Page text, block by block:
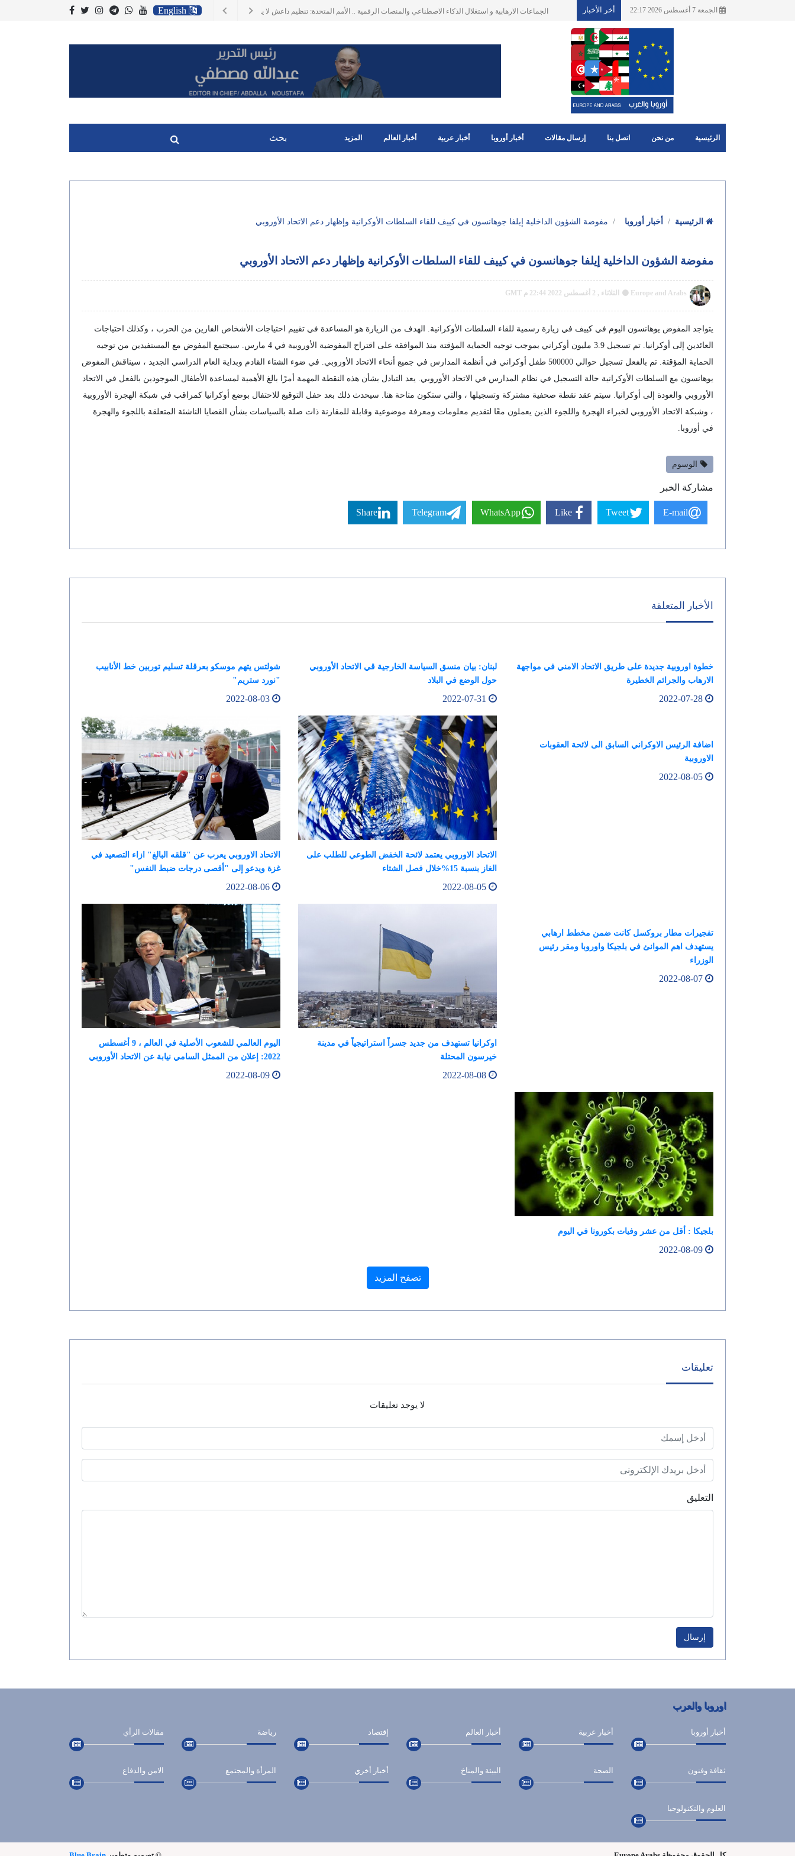
الجمعة 7 أغسطس 2026 22:17 أخر الأخبار الجماعات الارهابية و استغلال الذكاء الاصطناعي والمنصات الرقمية .. الأمم المتحدة: تنظيم داعش لا يزال يشكل تهديدا
الرئيسية من نحن اتصل بنا إرسال مقالات أخبار أوروبا أخبار عربية أخبار العالم المزيد
أخبار أوروبا مفوضة الشؤون الداخلية إيلفا جوهانسون في كييف للقاء السلطات الأوكرانية وإظهار دعم الاتحاد الأوروبي
مفوضة الشؤون الداخلية إيلفا جوهانسون في كييف للقاء السلطات الأوكرانية وإظهار دعم الاتحاد الأوروبي
Europe and Arabs الثلاثاء , 2 أغسطس 2022 22:44 م GMT
يتواجد المفوض يوهانسون اليوم في كييف في زيارة رسمية للقاء السلطات الأوكرانية. الهدف من الزيارة هو المساعدة في تقييم احتياجات الأشخاص الفارين من الحرب ، وكذلك احتياجات
العائدين إلى أوكرانيا. تم تسجيل 3.9 مليون أوكراني بموجب توجيه الحماية المؤقتة منذ الموافقة على اقتراح المفوضية الأوروبية في 4 مارس. سيجتمع المفوض مع المستفيدين من توجيه
الحماية المؤقتة. تم بالفعل تسجيل حوالي 500000 طفل أوكراني في أنظمة المدارس في جميع أنحاء الاتحاد الأوروبي. في ضوء الشتاء القادم وبداية العام الدراسي الجديد ، سيناقش المفوض
يوهانسون مع السلطات الأوكرانية حالة التسجيل في نظام المدارس في الاتحاد الأوروبي. يعد التبادل بشأن هذه النقطة المهمة أمرًا بالغ الأهمية لمساعدة الأطفال الموجودين بالفعل في الاتحاد
الأوروبي والعودة إلى أوكرانيا. سيتم عقد نقطة صحفية مشتركة وتسجيلها ، والتي ستكون متاحة هنا. سيحدث ذلك بعد حفل التوقيع للاحتفال بوضع أوكرانيا كمراقب في شبكة الهجرة الأوروبية
، وشبكة الاتحاد الأوروبي لخبراء الهجرة واللجوء الذين يعملون معًا لتقديم معلومات ومعرفة موضوعية وقابلة للمقارنة ذات صلة بالسياسات بشأن القضايا الناشئة المتعلقة باللجوء والهجرة
في أوروبا.
الوسوم
مشاركة الخبر
E-mail
Tweet
Like
WhatsApp
Telegram
Share
الأخبار المتعلقة
خطوة اوروبية جديدة على طريق الاتحاد الامني في مواجهة
الارهاب والجرائم الخطيرة
لبنان: بيان منسق السياسة الخارجية قي الاتحاد الأوروبي
حول الوضع في البلاد
شولتس يتهم موسكو بعرقلة تسليم توربين خط الأنابيب
"نورد ستريم"
اضافة الرئيس الاوكراني السابق الى لائحة العقوبات
الاوروبية
الاتحاد الاوروبي يعتمد لائحة الخفض الطوعي للطلب على
الغاز بنسبة 15%خلال فصل الشتاء
الاتحاد الاوروبي يعرب عن "قلقه البالغ" ازاء التصعيد في
غزة ويدعو إلى "أقصى درجات ضبط النفس"
تفجيرات مطار بروكسل كانت ضمن مخطط ارهابي
يستهدف اهم الموانئ في بلجيكا واوروبا ومقر رئيس
الوزراء
اوكرانيا تستهدف من جديد جسراً استراتيجياً في مدينة
خيرسون المحتلة
اليوم العالمي للشعوب الأصلية في العالم ، 9 أغسطس
2022: إعلان من الممثل السامي نيابة عن الاتحاد الأوروبي
بلجيكا : أقل من عشر وفيات بكورونا في اليوم
تصفح المزيد
تعليقات
لا يوجد تعليقات
التعليق
إرسال
اوروبا والعرب
أخبار أوروبا أخبار عربية أخبار العالم إقتصاد رياضة مقالات الرأي
ثقافة وفنون الصحة البيئة والمناخ أخبار أخري المرأة والمجتمع الامن والدفاع
العلوم والتكنولوجيا